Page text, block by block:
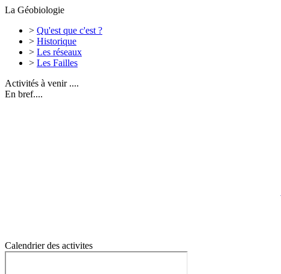
La Géobiologie
> Qu'est que c'est ?
> Historique
> Les réseaux
> Les Failles
Activités à venir ....
En bref....
Calendrier des activites